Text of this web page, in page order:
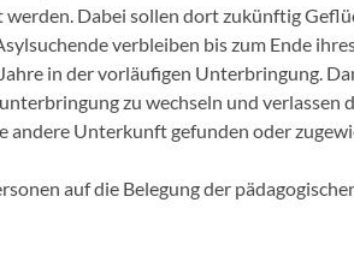
Dabei sollen dort zukünftig
verbleiben bis zum Ende
in der vorläufigen Unterbringung.
zu wechseln und verlassen
andere Unterkunft gefunden oder
auf die Belegung der